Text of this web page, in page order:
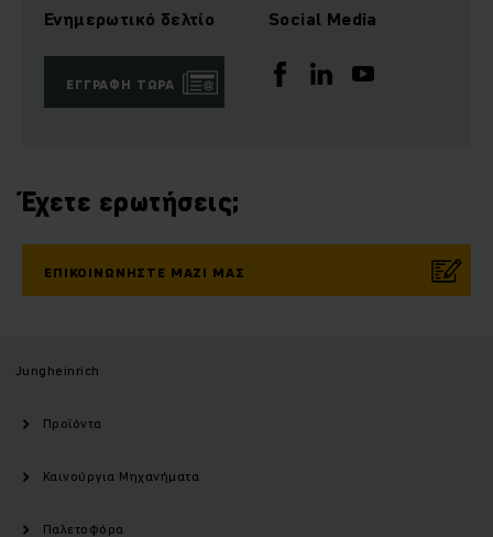
Ενημερωτικό δελτίο
ΕΓΓΡΑΦΉ ΤΏΡΑ
Social Media
Έχετε ερωτήσεις;
ΕΠΙΚΟΙΝΩΝΉΣΤΕ ΜΑΖΊ ΜΑΣ
Jungheinrich
Προϊόντα
Καινούργια Μηχανήματα
Παλετοφόρα